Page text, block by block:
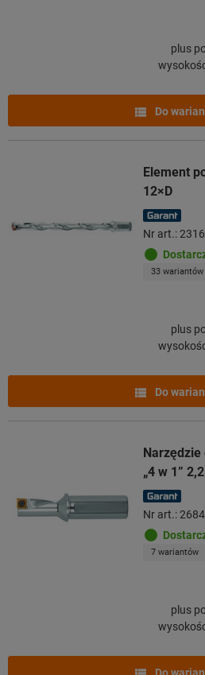
plus
Do
Element
12×D
Nr art.:
33 wariantów
plus
Do
„4 w 1”
Nr art.:
7 wariantów
plus
Do